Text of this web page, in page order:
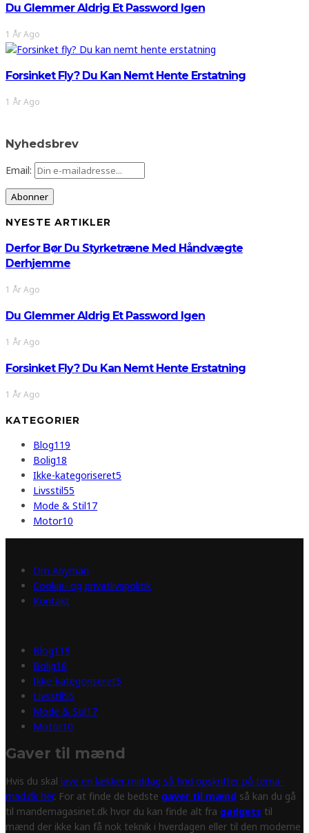
Du Glemmer Aldrig Et Password Igen
1 År Ago
Forsinket Fly? Du Kan Nemt Hente Erstatning
1 År Ago
Nyhedsbrev
Email:
NYESTE ARTIKLER
Derfor Bør Du Styrketræne Med Håndvægte
Derhjemme
1 År Ago
Du Glemmer Aldrig Et Password Igen
1 År Ago
Forsinket Fly? Du Kan Nemt Hente Erstatning
1 År Ago
KATEGORIER
Blog119
Bolig18
Ikke-kategoriseret5
Livsstil55
Mode & Stil17
Motor10
Om Anyman
Cookie- og privatlivspolitik
Kontakt
Blog119
Bolig18
Ikke-kategoriseret5
Livsstil55
Mode & Stil17
Motor10
Gaver til mænd
Hvis du skal lave en lækker middag så find opskrifter på tema-
mad.dk her. For at finde de bedste gaver til mænd så kan du gå
til mandemagasinet.dk hvor du kan finde alt fra gadgets til
mænd der ikke kan få nok teknik i hverdagen eller til den moderne